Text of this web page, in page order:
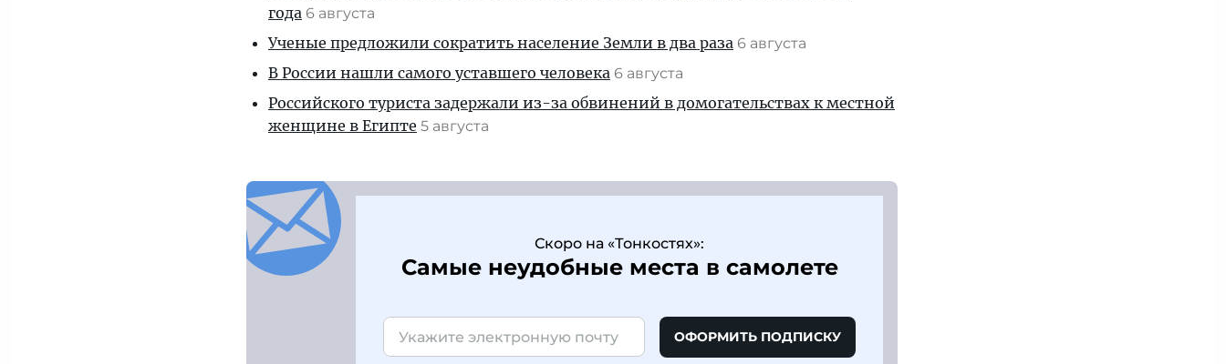
года 6 августа
Ученые предложили сократить население Земли в два раза 6 августа
В России нашли самого уставшего человека 6 августа
Российского туриста задержали из-за обвинений в домогательствах к местной
женщине в Египте 5 августа
Скоро на «Тонкостях»:
Самые неудобные места в самолете
ОФОРМИТЬ ПОДПИСКУ